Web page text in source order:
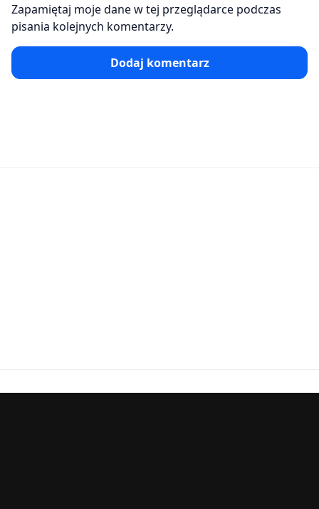
Zapamiętaj moje dane w tej przeglądarce podczas
pisania kolejnych komentarzy.
Dodaj komentarz